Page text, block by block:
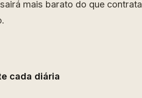
mais barato do que
cada diária